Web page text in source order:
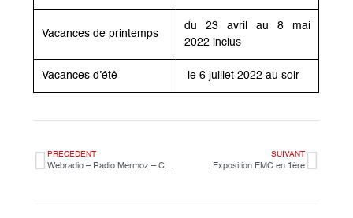
Vacances de printemps
du 23 avril au 8 mai
2022 inclus
Vacances d’été le 6 juillet 2022 au soir
PRÉCÉDENT
Webradio – Radio Mermoz – Collège N°7
SUIVANT
Exposition EMC en 1ère